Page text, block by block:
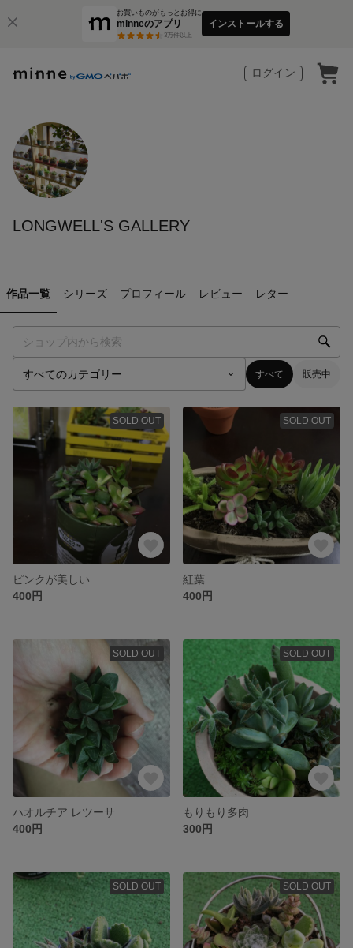
お買いものがもっとお得に
minneのアプリ
3万件以上
インストールする
ログイン
LONGWELL'S GALLERY
作品一覧 シリーズ プロフィール レビュー レター
すべて 販売中
SOLD OUT
ピンクが美しい
400円
SOLD OUT
紅葉
400円
SOLD OUT
ハオルチア レツーサ
400円
SOLD OUT
もりもり多肉
300円
SOLD OUT SOLD OUT